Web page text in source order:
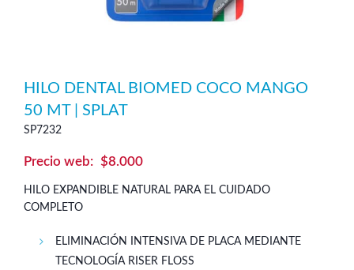
HILO DENTAL BIOMED COCO MANGO
50 MT | SPLAT
SP7232
$8.000
HILO EXPANDIBLE NATURAL PARA EL CUIDADO
COMPLETO
ELIMINACIÓN INTENSIVA DE PLACA MEDIANTE
TECNOLOGÍA RISER FLOSS